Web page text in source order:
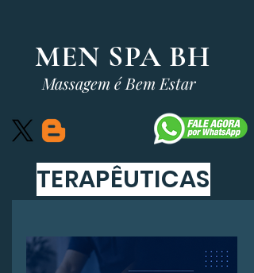
MEN SPA BH
Massagem é Bem Estar
TERAPÊUTICAS